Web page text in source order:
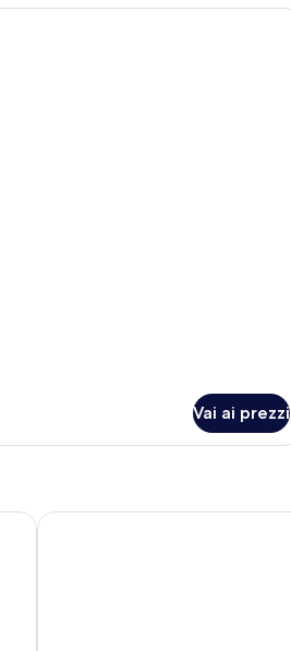
Vai ai prezzi
Mercure Fátima